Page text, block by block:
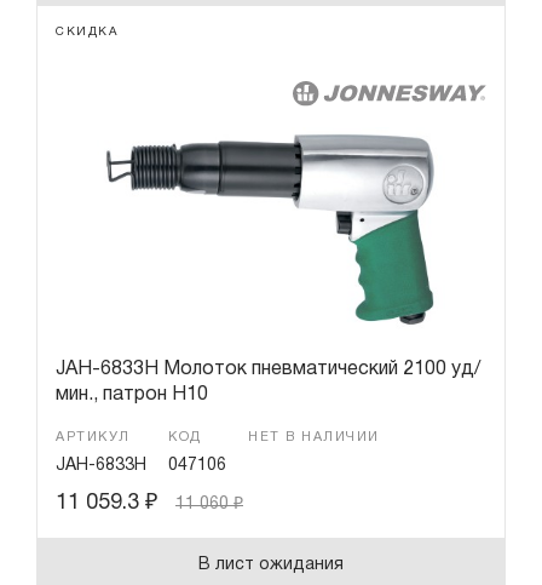
СКИДКА
JAH-6833H Молоток пневматический 2100 уд/
мин., патрон H10
АРТИКУЛ
JAH-6833H
КОД
047106
НЕТ В НАЛИЧИИ
11 059.3 ₽ 11 060₽
В лист ожидания